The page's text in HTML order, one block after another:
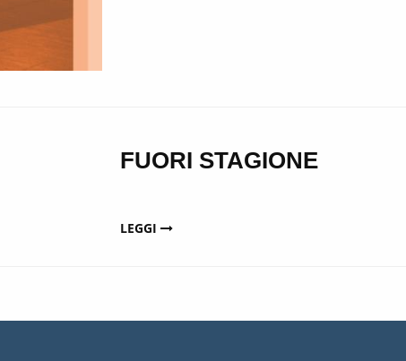
FUORI STAGIONE
LEGGI